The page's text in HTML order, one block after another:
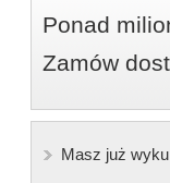
Ponad
Zamów
Masz już